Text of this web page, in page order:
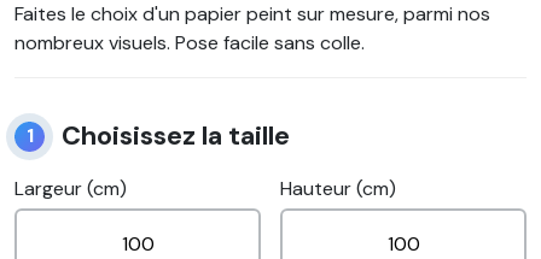
Faites le choix d'un papier peint sur mesure, parmi nos
nombreux visuels. Pose facile sans colle.
1 Choisissez la taille
Largeur (cm) Hauteur (cm)